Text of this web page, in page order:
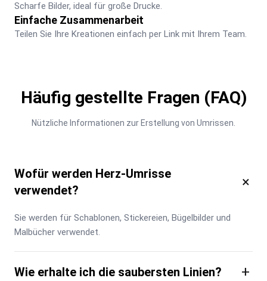
Scharfe Bilder, ideal für große Drucke.
Einfache Zusammenarbeit
Teilen Sie Ihre Kreationen einfach per Link mit Ihrem Team.
Häufig gestellte Fragen (FAQ)
Nützliche Informationen zur Erstellung von Umrissen.
Wofür werden Herz-Umrisse
verwendet?
×
Sie werden für Schablonen, Stickereien, Bügelbilder und
Malbücher verwendet.
Wie erhalte ich die saubersten Linien? +